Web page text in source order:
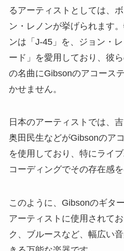
るアーティストとしては、
ン・レノンが挙げられます
ンは「J-45」を、ジョン・
ード」を愛用しており、彼
の名曲にGibsonのアコース
かせません。
日本のアーティストでは、
奥田民生などがGibsonのア
を使用しており、特にライ
コーディングでその存在感を
このように、Gibsonのギタ
アーティストに使用されて
ク、ブルースなど、幅広い